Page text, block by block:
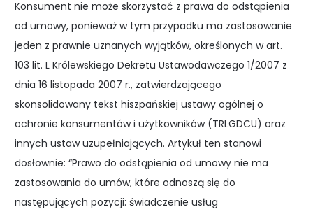
Konsument nie może skorzystać z prawa do odstąpienia
od umowy, ponieważ w tym przypadku ma zastosowanie
jeden z prawnie uznanych wyjątków, określonych w art.
103 lit. L Królewskiego Dekretu Ustawodawczego 1/2007 z
dnia 16 listopada 2007 r., zatwierdzającego
skonsolidowany tekst hiszpańskiej ustawy ogólnej o
ochronie konsumentów i użytkowników (TRLGDCU) oraz
innych ustaw uzupełniających. Artykuł ten stanowi
dosłownie: “Prawo do odstąpienia od umowy nie ma
zastosowania do umów, które odnoszą się do
następujących pozycji: świadczenie usług